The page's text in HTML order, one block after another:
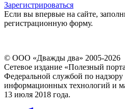
Зарегистрироваться
Если вы впервые на сайте,
регистрационную форму.
© ООО «Дважды два» 2005-2026
Сетевое издание «Полезный
Федеральной службой по надзору
информационных технологий и
13 июля 2018 года.